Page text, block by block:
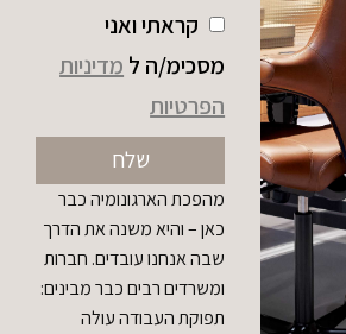
קראתי ואני
מסכימ/ה ל מדיניות
הפרטיות
שלח
מהפכת הארגונומיה כבר
כאן – והיא משנה את הדרך
שבה אנחנו עובדים. חברות
ומשרדים רבים כבר מבינים:
תפוקת העבודה עולה